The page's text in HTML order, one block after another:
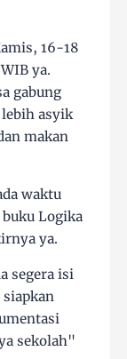
16-18
ya.
gabung
lebih asyik
makan
waktu
buku Logika
ya.
segera isi
sekolah"